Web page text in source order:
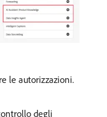
le autorizzazioni.
degli